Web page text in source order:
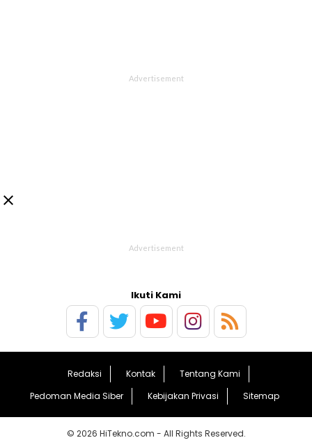

Ikuti Kami
Redaksi Kontak
Tentang Kami
Pedoman Media Siber
Kebijakan Privasi Sitemap
© 2026 HiTekno.com - All Rights Reserved.